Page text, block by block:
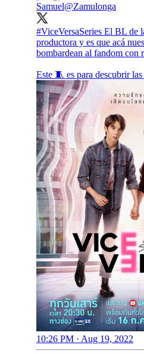
Samuel@Zamulonga
#ViceVersaSeries El BL de
productora y es que acá
bombardean al fandom con
Este 🧵 es para descubrir
10:26 PM · Aug 19, 2022